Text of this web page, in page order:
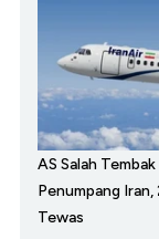
AS Salah
Penumpang
Tewas